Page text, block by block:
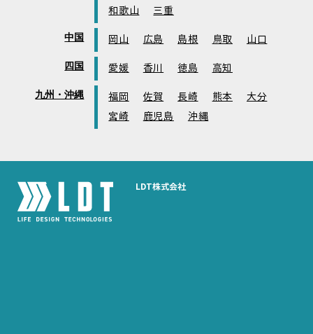
和歌山
三重
中国 岡山 広島 島根 鳥取 山口
四国 愛媛 香川 徳島 高知
九州・沖縄 福岡 佐賀 長崎 熊本
大分
宮崎
鹿児島 沖縄
LDT株式会社